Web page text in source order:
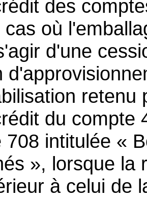
des
cas où
d'une
retenu
du compte
708 intitulée «
», lorsque la
à celui de